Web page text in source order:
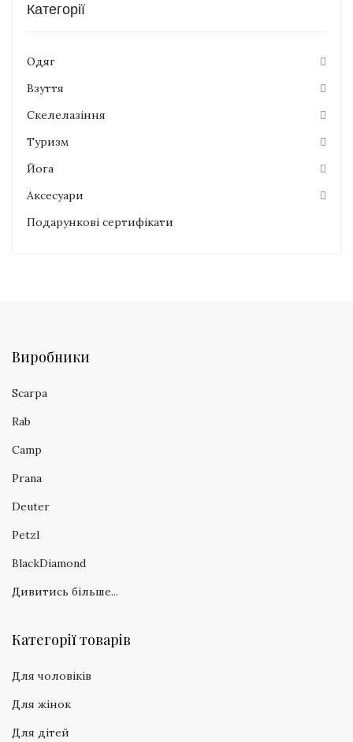
Категорії
Одяг
Взуття
Скелелазіння
Туризм
Йога
Аксесуари
Подарункові сертифікати
Виробники
Scarpa
Rab
Camp
Prana
Deuter
Petzl
BlackDiamond
Дивитись більше...
Категорії товарів
Для чоловіків
Для жінок
Для дітей